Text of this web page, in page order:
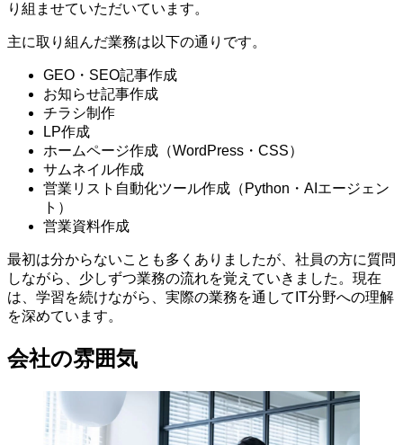
り組ませていただいています。
主に取り組んだ業務は以下の通りです。
GEO・SEO記事作成
お知らせ記事作成
チラシ制作
LP作成
ホームページ作成（WordPress・CSS）
サムネイル作成
営業リスト自動化ツール作成（Python・AIエージェン
ト）
営業資料作成
最初は分からないことも多くありましたが、社員の方に質問
しながら、少しずつ業務の流れを覚えていきました。現在
は、学習を続けながら、実際の業務を通してIT分野への理解
を深めています。
会社の雰囲気